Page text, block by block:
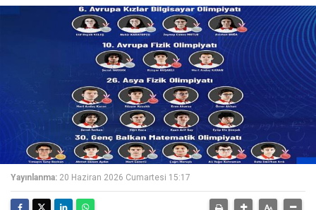
Yayınlanma: 20 Haziran 2026 Cumartesi 15:17